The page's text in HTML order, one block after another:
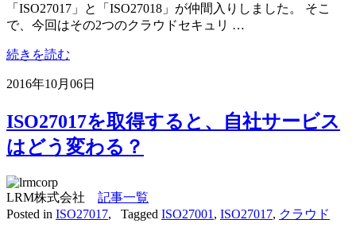
「ISO27017」と「ISO27018」が仲間入りしました。 そこ
で、今回はその2つのクラウドセキュリ …
続きを読む
2016年10月06日
ISO27017を取得すると、自社サービス
はどう変わる？
LRM株式会社 記事一覧
Posted in ISO27017, Tagged ISO27001 , ISO27017, クラウド